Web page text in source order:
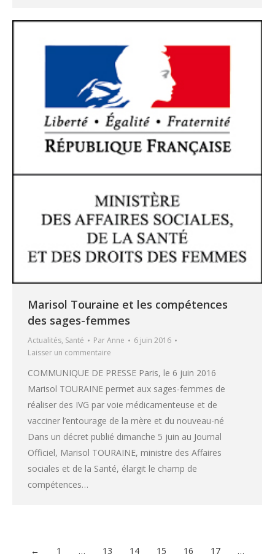
Marisol Touraine et les compétences
des sages-femmes
Actualités, Santé ParAnne
6 juin 2016
Laisser un commentaire
COMMUNIQUE DE PRESSE Paris, le 6 juin 2016
Marisol TOURAINE permet aux sages-femmes de
réaliser des IVG par voie médicamenteuse et de
vacciner l’entourage de la mère et du nouveau-né
Dans un décret publié dimanche 5 juin au Journal
Officiel, Marisol TOURAINE, ministre des Affaires
sociales et de la Santé, élargit le champ de
compétences…
← 1 … 13 14 15 16 17 …